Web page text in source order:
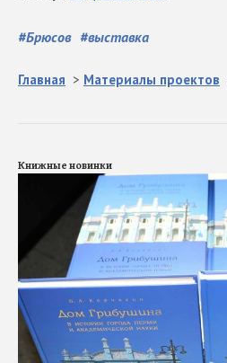
#Брюсов #выставка
Главная > Материалы проектов
Книжные новинки